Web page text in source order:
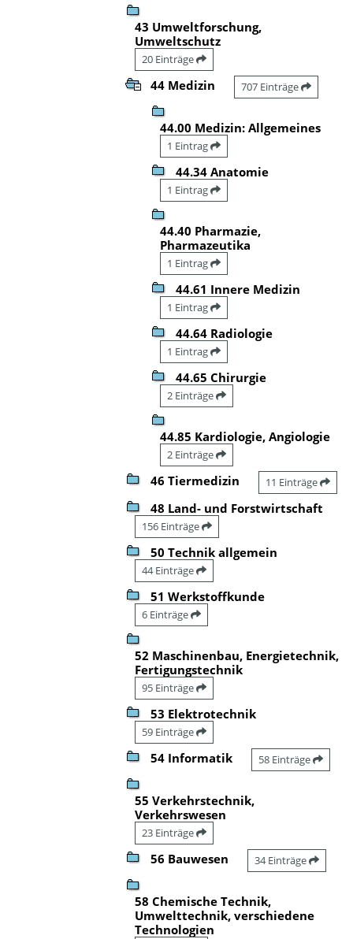
43 Umweltforschung,
Umweltschutz
20 Einträge
44 Medizin 707 Einträge
44.00 Medizin: Allgemeines
1 Eintrag
44.34 Anatomie
1 Eintrag
44.40 Pharmazie,
Pharmazeutika
1 Eintrag
44.61 Innere Medizin
1 Eintrag
44.64 Radiologie
1 Eintrag
44.65 Chirurgie
2 Einträge
44.85 Kardiologie, Angiologie
2 Einträge
46 Tiermedizin 11 Einträge
48 Land- und Forstwirtschaft
156 Einträge
50 Technik allgemein
44 Einträge
51 Werkstoffkunde
6 Einträge
52 Maschinenbau, Energietechnik,
Fertigungstechnik
95 Einträge
53 Elektrotechnik
59 Einträge
54 Informatik 58 Einträge
55 Verkehrstechnik,
Verkehrswesen
23 Einträge
56 Bauwesen 34 Einträge
58 Chemische Technik,
Umwelttechnik, verschiedene
Technologien